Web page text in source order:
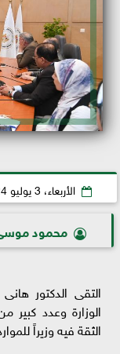
الأربعاء، 3 يوليو 2024
محمود
التقى الدكتور
الوزارة وعدد كبير
الثقة فيه وزيراً